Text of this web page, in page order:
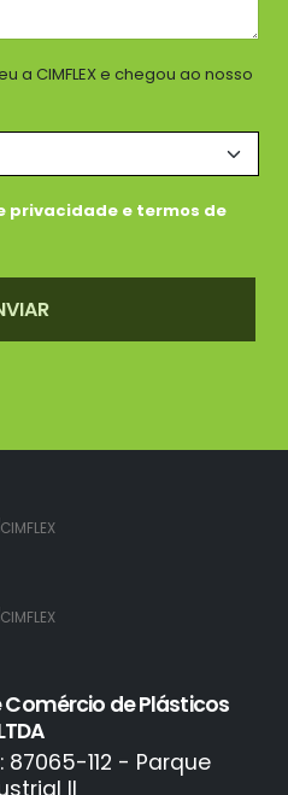
a CIMFLEX e chegou ao nosso
privacidade e termos de
Comércio de Plásticos
87065-112 - Parque
II